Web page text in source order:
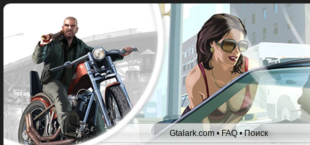
Gtalark.com •FAQ•Поиск